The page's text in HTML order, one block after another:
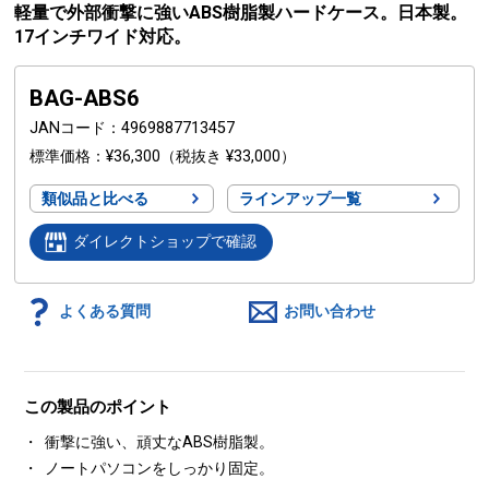
軽量で外部衝撃に強いABS樹脂製ハードケース。日本製。
17インチワイド対応。
BAG-ABS6
JANコード
4969887713457
標準価格
¥36,300 （税抜き ¥33,000）
類似品と比べる ラインアップ一覧
ダイレクトショップで確認
よくある質問 お問い合わせ
この製品のポイント
衝撃に強い、頑丈なABS樹脂製。
ノートパソコンをしっかり固定。